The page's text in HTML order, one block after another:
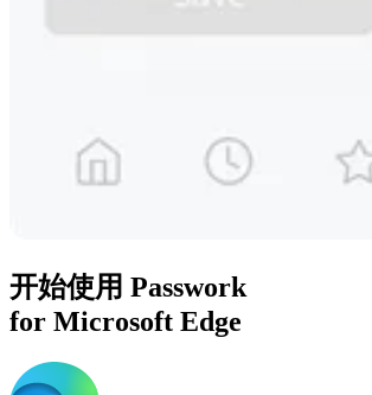
开始使用 Passwork
for Microsoft Edge